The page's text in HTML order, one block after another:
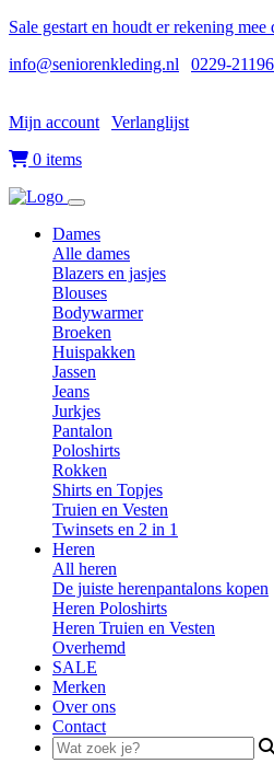
Sale gestart en houdt er rekening
info@seniorenkleding.nl
0229-
Mijn account Verlanglijst
0 items
Dames
Alle dames
Blazers en jasjes
Blouses
Bodywarmer
Broeken
Huispakken
Jassen
Jeans
Jurkjes
Pantalon
Poloshirts
Rokken
Shirts en Topjes
Truien en Vesten
Twinsets en 2 in 1
Heren
All heren
De juiste herenpantalons kopen
Heren Poloshirts
Heren Truien en Vesten
Overhemd
SALE
Merken
Over ons
Contact
Search
for: